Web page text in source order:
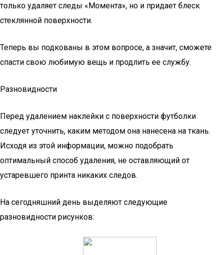
только удаляет следы «Момента», но и придает блеск
стеклянной поверхности.
Теперь вы подкованы в этом вопросе, а значит, сможете
спасти свою любимую вещь и продлить ее службу.
Разновидности
Перед удалением наклейки с поверхности футболки
следует уточнить, каким методом она нанесена на ткань.
Исходя из этой информации, можно подобрать
оптимальный способ удаления, не оставляющий от
устаревшего принта никаких следов.
На сегодняшний день выделяют следующие
разновидности рисунков: